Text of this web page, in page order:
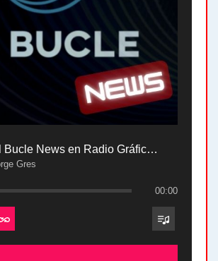
El Bucle News en Radio Gráfica. Bloque 2 . 28.04.24
Gres
00:00